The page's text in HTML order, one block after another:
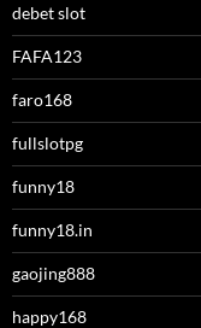
debet slot
FAFA123
faro168
fullslotpg
funny18
funny18.in
gaojing888
happy168